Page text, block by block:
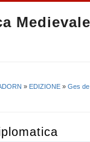
» EDIZIONE » Ges